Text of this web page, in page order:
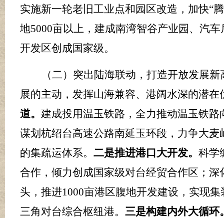
实施新一轮老旧工业点和园区改造，加快“
地5000亩以上，建成南湾智谷产业园、汽
开发区创成国家级。
（二）突出陆海联动，打造开放发展新
展的主动，发挥山海兼容、港阔水深的潜在
道。 建成投用温玉铁路， 全力推动温玉铁路
谋划杭绍台高速公路南延玉环段， 力争大麦
的集疏运体系。 二是推进港口大开发。 科学
合作，倾力创成国家级对台经贸合作区；
头，推进1000亩港区腹地开发建设，实现集
三角对台综合枢纽港。 三是构建内外大循环